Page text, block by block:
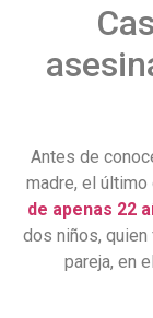
Antes de
madre, el
de apenas 22
dos niños,
pareja, en